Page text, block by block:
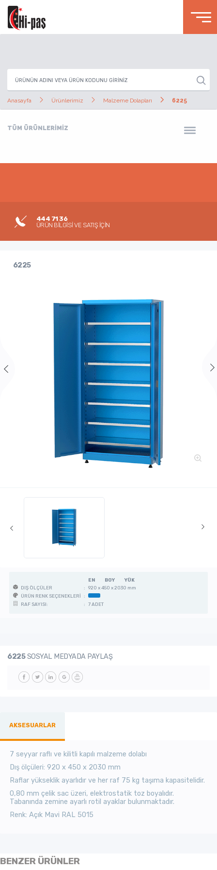
Anasayfa Ürünlerimiz Malzeme Dolapları 6225
TÜM ÜRÜNLERİMİZ
444 71 36
ÜRÜN BİLGİSİ VE SATIŞ İÇİN
6225
EN BOY
YÜK
DIŞ ÖLÇÜLER
: 920 x 450 x 2030 mm
ÜRÜN RENK SEÇENEKLERİ :
RAF SAYISI:
: 7 ADET
6225SOSYAL MEDYADA PAYLAŞ
AKSESUARLAR
7 seyyar raflı ve kilitli kapılı malzeme dolabı
Dış ölçüleri: 920 x 450 x 2030 mm
Raflar yükseklik ayarlıdır ve her raf 75 kg taşıma kapasitelidir.
0,80 mm çelik sac üzeri, elektrostatik toz boyalıdır.
Tabanında zemine ayarlı rotil ayaklar bulunmaktadır.
Renk: Açık Mavi RAL 5015
BENZER ÜRÜNLER